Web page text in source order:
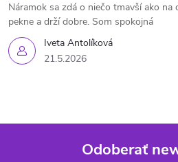
Iveta Antolíková
21.5.2026
Náramok sa zdá o niečo tmavší ako na
pekne a drží dobre. Som spokojná
Odoberať